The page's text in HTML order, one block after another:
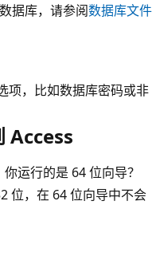
据库，请参阅数据库文件
项，比如数据库密码或非
Access
运行的是 64 位向导？
位，在 64 位向导中不会